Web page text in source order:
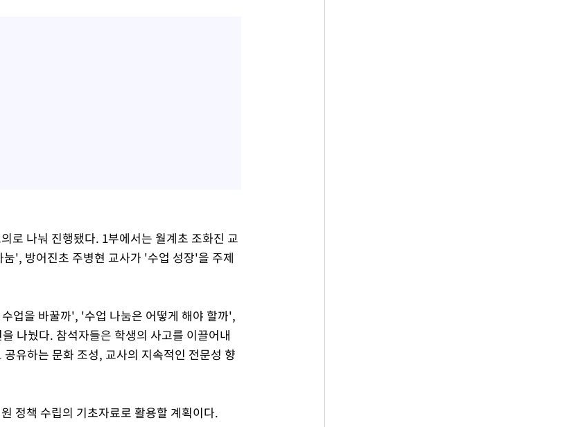
로 나눠 진행됐다. 1부에서는 월계초 조화진 교
', 방어진초 주병현 교사가 '수업 성장'을 주제
업을 바꿀까', '수업 나눔은 어떻게 해야 할까',
나눴다. 참석자들은 학생의 사고를 이끌어내
유하는 문화 조성, 교사의 지속적인 전문성 향
정책 수립의 기초자료로 활용할 계획이다.